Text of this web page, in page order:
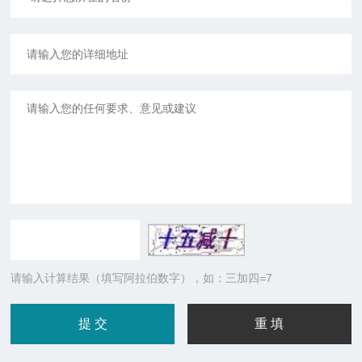
请输入计算结果（填写阿拉伯数字），如：三加四=7